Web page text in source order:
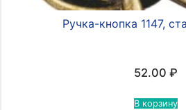
Ручка-кнопка 1147,
52.00 ₽
В корзину